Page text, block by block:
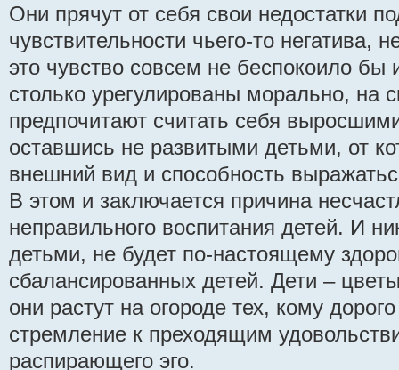
Они прячут от себя свои недостатки
чувствительности чьего-то негатива,
это чувство совсем не беспокоило
столько урегулированы морально, на
предпочитают считать себя
оставшись не развитыми детьми, от
внешний вид и способность
В этом и заключается причина
неправильного воспитания детей. И
детьми, не будет по-настоящему
сбалансированных детей. Дети –
они растут на огороде тех, кому
стремление к преходящим
распирающего эго.